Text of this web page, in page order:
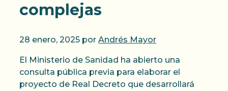
complejas
28 enero, 2025 por Andrés Mayor
El Ministerio de Sanidad ha abierto una
consulta pública previa para elaborar el
proyecto de Real Decreto que desarrollará